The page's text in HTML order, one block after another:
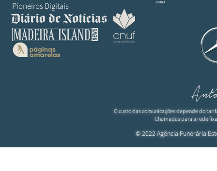
Pioneiros Digitais
O custo das comunicações depende do
Chamadas para a rede
© 2022 Agência Funerária